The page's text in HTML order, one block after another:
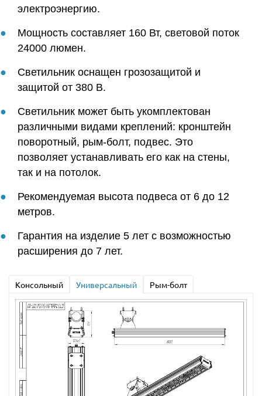
электроэнергию.
Мощность составляет 160 Вт, световой поток
24000 люмен.
Светильник оснащен грозозащитой и
защитой от 380 В.
Светильник может быть укомплектован
различными видами креплений: кронштейн
поворотный, рым-болт, подвес. Это
позволяет устанавливать его как на стены,
так и на потолок.
Рекомендуемая высота подвеса от 6 до 12
метров.
Гарантия на изделие 5 лет с возможностью
расширения до 7 лет.
Консольный Универсальный Рым-болт